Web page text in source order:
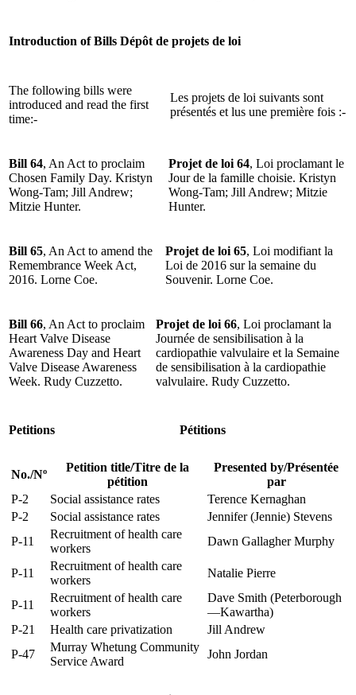
Introduction of Bills Dépôt de projets de loi
The following bills were
introduced and read the first
time:-
Les projets de loi suivants sont
présentés et lus une première fois :-
Bill 64, An Act to proclaim
Chosen Family Day. Kristyn
Wong-Tam; Jill Andrew;
Mitzie Hunter.
Projet de loi 64, Loi proclamant le
Jour de la famille choisie. Kristyn
Wong-Tam; Jill Andrew; Mitzie
Hunter.
Bill 65, An Act to amend the
Remembrance Week Act,
2016. Lorne Coe.
Projet de loi 65, Loi modifiant la
Loi de 2016 sur la semaine du
Souvenir. Lorne Coe.
Bill 66, An Act to proclaim
Heart Valve Disease
Awareness Day and Heart
Valve Disease Awareness
Week. Rudy Cuzzetto.
Projet de loi 66, Loi proclamant la
Journée de sensibilisation à la
cardiopathie valvulaire et la Semaine
de sensibilisation à la cardiopathie
valvulaire. Rudy Cuzzetto.
Petitions Pétitions
No./Nº
Petition title/Titre de la
pétition
Presented by/Présentée
par
P-2
Social assistance rates
Terence Kernaghan
P-2
Social assistance rates
Jennifer (Jennie) Stevens
P-11
Recruitment of health care
workers
Dawn Gallagher Murphy
P-11
Recruitment of health care
workers
Natalie Pierre
P-11
Recruitment of health care
workers
Dave Smith (Peterborough
—Kawartha)
P-21
Health care privatization
Jill Andrew
P-47
Murray Whetung Community
Service Award
John Jordan